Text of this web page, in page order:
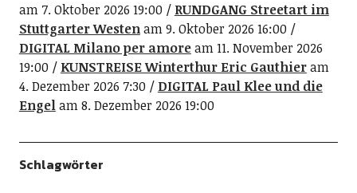
am 7. Oktober 2026 19:00
RUNDGANG Streetart im
Stuttgarter Westenam 9. Oktober 2026 16:00
DIGITAL Milano per amoream 11. November 2026
19:00
KUNSTREISE Winterthur Eric Gauthieram
4. Dezember 2026 7:30
DIGITAL Paul Klee und die
Engelam 8. Dezember 2026 19:00
Schlagwörter